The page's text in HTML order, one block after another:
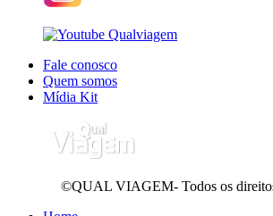
Fale conosco
Quem somos
Mídia Kit
©QUAL VIAGEM- Todos os